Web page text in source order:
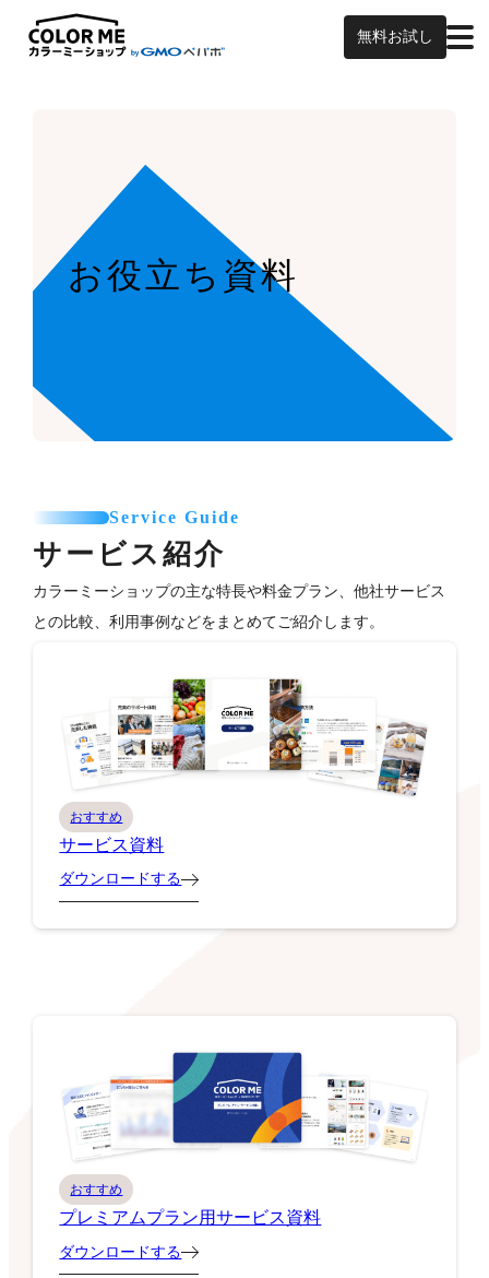
無料お試し
お役立ち資料
Service Guide
サービス紹介
カラーミーショップの主な特長や料金プラン、他社サービス
との比較、利用事例などをまとめてご紹介します。
おすすめ
サービス資料
ダウンロードする
おすすめ
プレミアムプラン用サービス資料
ダウンロードする